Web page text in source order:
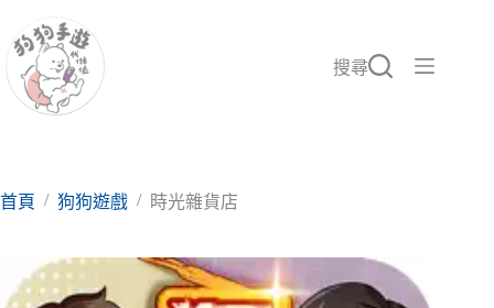
至
要
搜尋
首頁 / 狗狗遊戲 / 時光雜貨店